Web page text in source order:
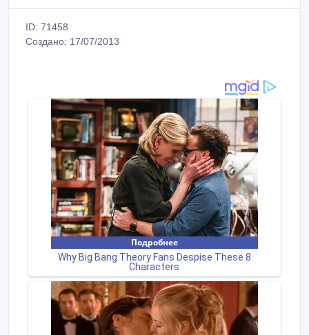
ID: 71458
Создано: 17/07/2013